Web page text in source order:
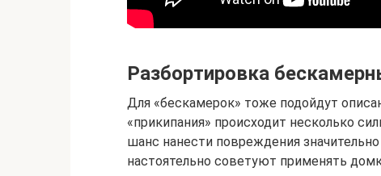
Разбортировка
Для «бескамерок» тоже подойдут
«прикипания» происходит несколько
шанс нанести повреждения
настоятельно советуют применять